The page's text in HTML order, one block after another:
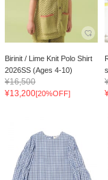
Birinit / Lime Knit Polo Shirt
2026SS (Ages 4-10)
¥16,500
¥13,200[20%OFF]